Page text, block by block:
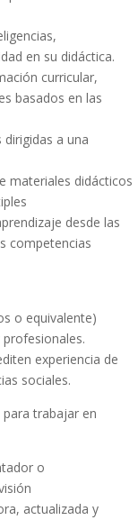
en su didáctica.
curricular,
basados en las
a una
materiales didácticos
desde las
competencias
o equivalente)
experiencia de
sociales.
trabajar en
o
actualizada y